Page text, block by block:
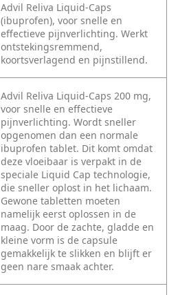
Advil Reliva Liquid-Caps
(ibuprofen), voor snelle en
effectieve pijnverlichting. Werkt
ontstekingsremmend,
koortsverlagend en pijnstillend.
Advil Reliva Liquid-Caps 200 mg,
voor snelle en effectieve
pijnverlichting. Wordt sneller
opgenomen dan een normale
ibuprofen tablet. Dit komt omdat
deze vloeibaar is verpakt in de
speciale Liquid Cap technologie,
die sneller oplost in het lichaam.
Gewone tabletten moeten
namelijk eerst oplossen in de
maag. Door de zachte, gladde en
kleine vorm is de capsule
gemakkelijk te slikken en blijft er
geen nare smaak achter.